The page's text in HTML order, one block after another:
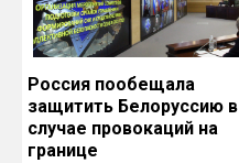
Россия пообещала
защитить Белоруссию в
случае провокаций на
границе